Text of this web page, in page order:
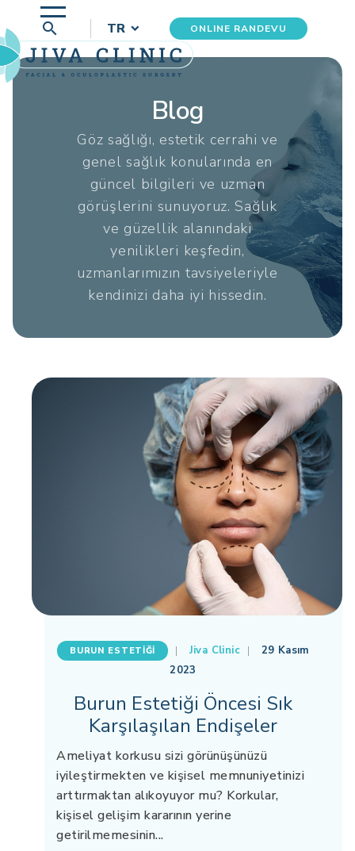
search TR ONLINE RANDEVU
Blog
Göz sağlığı, estetik cerrahi ve
genel sağlık konularında en
güncel bilgileri ve uzman
görüşlerini sunuyoruz. Sağlık
ve güzellik alanındaki
yenilikleri keşfedin,
uzmanlarımızın tavsiyeleriyle
kendinizi daha iyi hissedin.
BURUN ESTETIĞI Jiva Clinic
29 Kasım
2023
Burun Estetiği Öncesi Sık
Karşılaşılan Endişeler
Ameliyat korkusu sizi görünüşünüzü
iyileştirmekten ve kişisel memnuniyetinizi
arttırmaktan alıkoyuyor mu? Korkular,
kişisel gelişim kararının yerine
getirilmemesinin...